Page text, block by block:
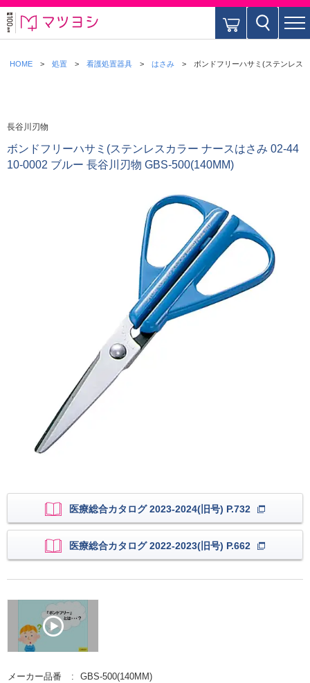
HOME 処置 看護処置器具 はさみ ボンドフリーハサミ(ステンレス
長谷川刃物
ボンドフリーハサミ(ステンレスカラー ナースはさみ 02-44
10-0002 ブルー 長谷川刃物 GBS-500(140MM)
医療総合カタログ 2023-2024(旧号) P.732
医療総合カタログ 2022-2023(旧号) P.662
メーカー品番
GBS-500(140MM)